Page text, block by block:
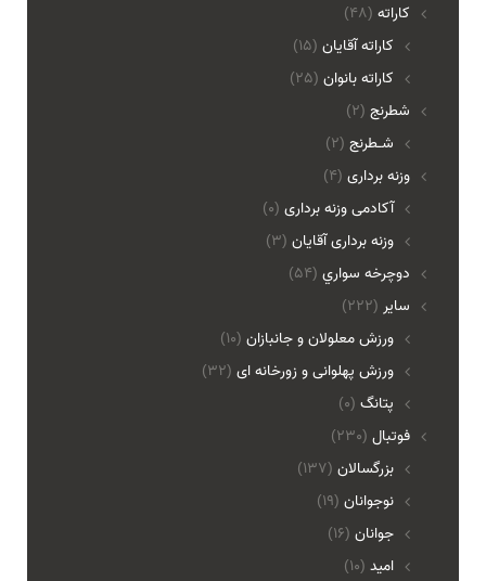
(48) کاراته
کاراته آقایان (15)
کاراته بانوان (25)
(2) شطرنج
شـطرنج (2)
(4) وزنه برداری
آکادمی وزنه برداری (0)
وزنه برداری آقایان (3)
(54) دوچرخه سواري
(222) ساير
ورزش معلولان و جانبازان (10)
ورزش پهلوانی و زورخانه ای (32)
پتانگ (0)
(230) فوتبال
بزرگسالان (137)
نوجوانان (19)
جوانان (16)
امید (10)